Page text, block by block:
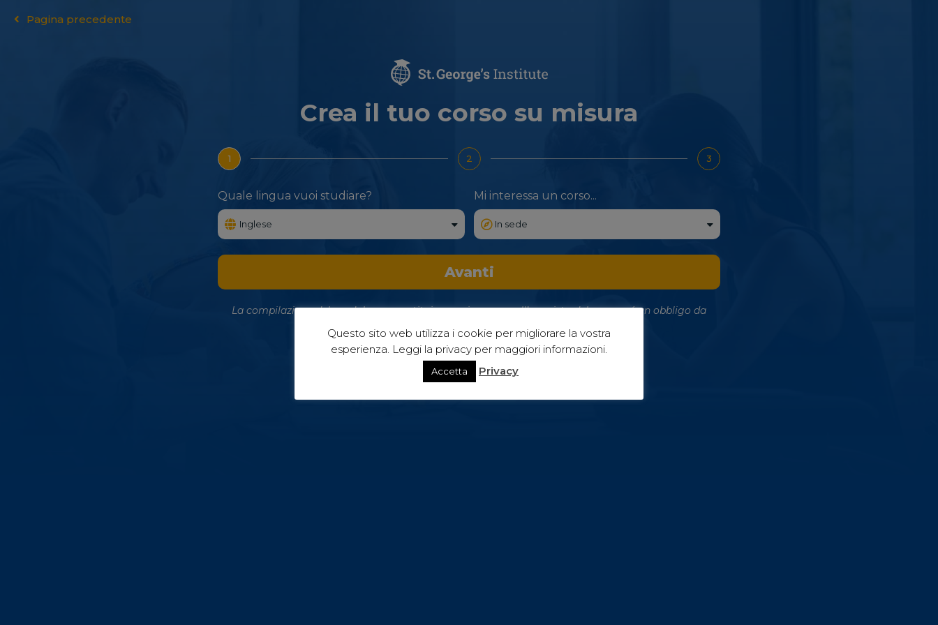
Pagina precedente
Crea il tuo corso su misura
1 2 3
Quale lingua vuoi studiare? Mi interessa un corso...
Avanti
La compilazione del modulo non costituisce un impegno all’acquisto del corso, né un obbligo da
Questo sito web utilizza i cookie per migliorare la vostra
esperienza. Leggi la privacy per maggiori informazioni.
Accetta Privacy